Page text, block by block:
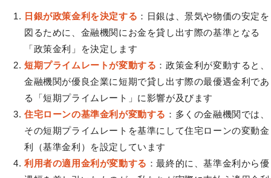
日銀が政策金利を決定する ：日銀は、景気や物価の安定を
図るために、金融機関にお金を貸し出す際の基準となる
「政策金利」を決定します
短期プライムレートが変動する ：政策金利が変動すると、
金融機関が優良企業に短期で貸し出す際の最優遇金利であ
る「短期プライムレート」に影響が及びます
住宅ローンの基準金利が変動する ：多くの金融機関では、
その短期プライムレートを基準にして住宅ローンの変動金
利（基準金利）を設定しています
利用者の適用金利が変動する ：最終的に、基準金利から優